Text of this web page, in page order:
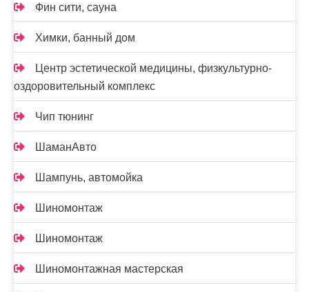
Фин сити, сауна
Химки, банный дом
Центр эстетической медицины, физкультурно-
оздоровительный комплекс
Чип тюнинг
ШаманАвто
Шампунь, автомойка
Шиномонтаж
Шиномонтаж
Шиномонтажная мастерская